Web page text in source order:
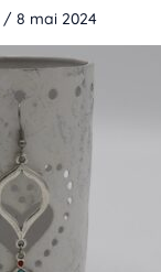
/ 8 mai 2024